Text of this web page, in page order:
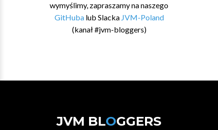
wymyślimy, zapraszamy na naszego
GitHubalub Slacka JVM-Poland
(kanał #jvm-bloggers)
JVM BLOGGERS